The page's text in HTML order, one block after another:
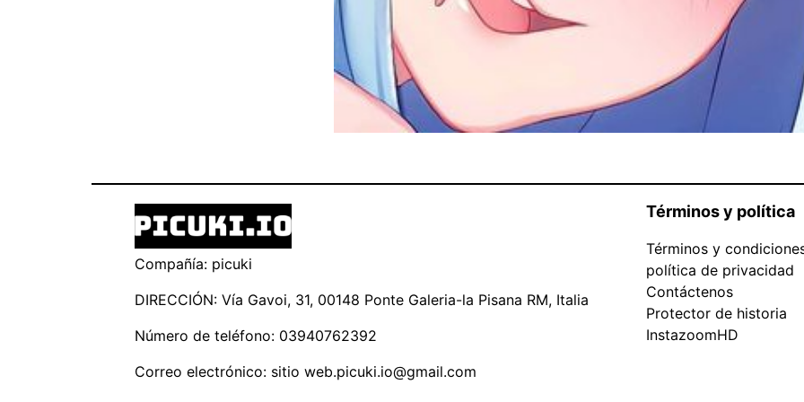
Compañía: picuki
DIRECCIÓN: Vía Gavoi, 31, 00148 Ponte Galeria-la Pisana RM, Italia
Número de teléfono: 03940762392
Correo electrónico: sitio web.picuki.io@gmail.com
Términos y política
Términos y
política de privacidad
Contáctenos
Protector de historia
InstazoomHD